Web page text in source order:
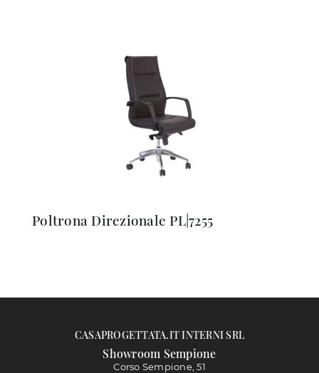
Poltrona Direzionale PL|7255
CASAPROGETTATA.IT INTERNI SRL
Showroom Sempione
Corso Sempione, 51